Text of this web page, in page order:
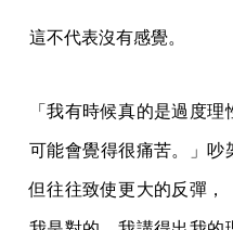
這不代表沒有感覺。
「我有時候真的是過度
可能會覺得很痛苦。」吵
但往往致使更大的反彈，